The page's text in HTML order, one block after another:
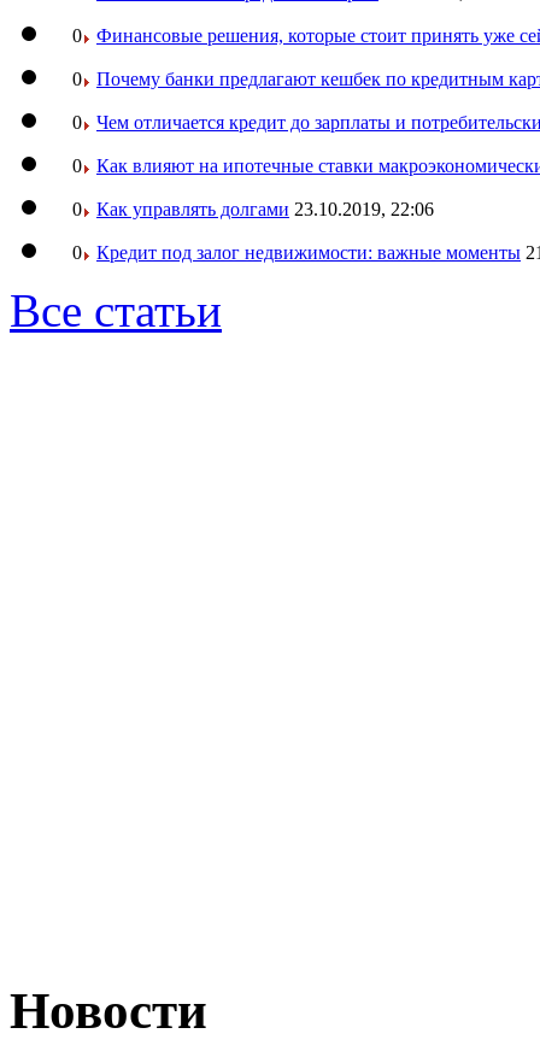
0 Финансовые решения, которые стоит принять уже
0 Почему банки предлагают кешбек по кредитным
0 Чем отличается кредит до зарплаты и
0 Как влияют на ипотечные ставки
0 Как управлять долгами 23.10.2019, 22:06
0 Кредит под залог недвижимости: важные моменты
Все статьи
Новости